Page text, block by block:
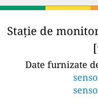
Stație de
[
Date furnizate